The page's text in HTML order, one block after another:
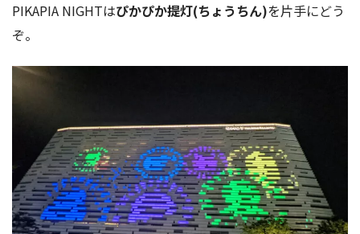
PIKAPIA NIGHTはぴかぴか提灯(ちょうちん)を片手にどう
ぞ。